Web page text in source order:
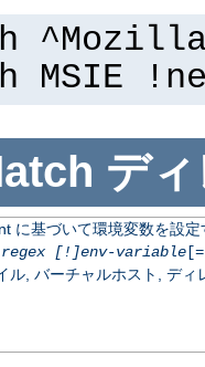
MSIE
デ
に基づいて環境変数を設定
regex [!]env-variable[=
ル, バーチャルホスト, ディ